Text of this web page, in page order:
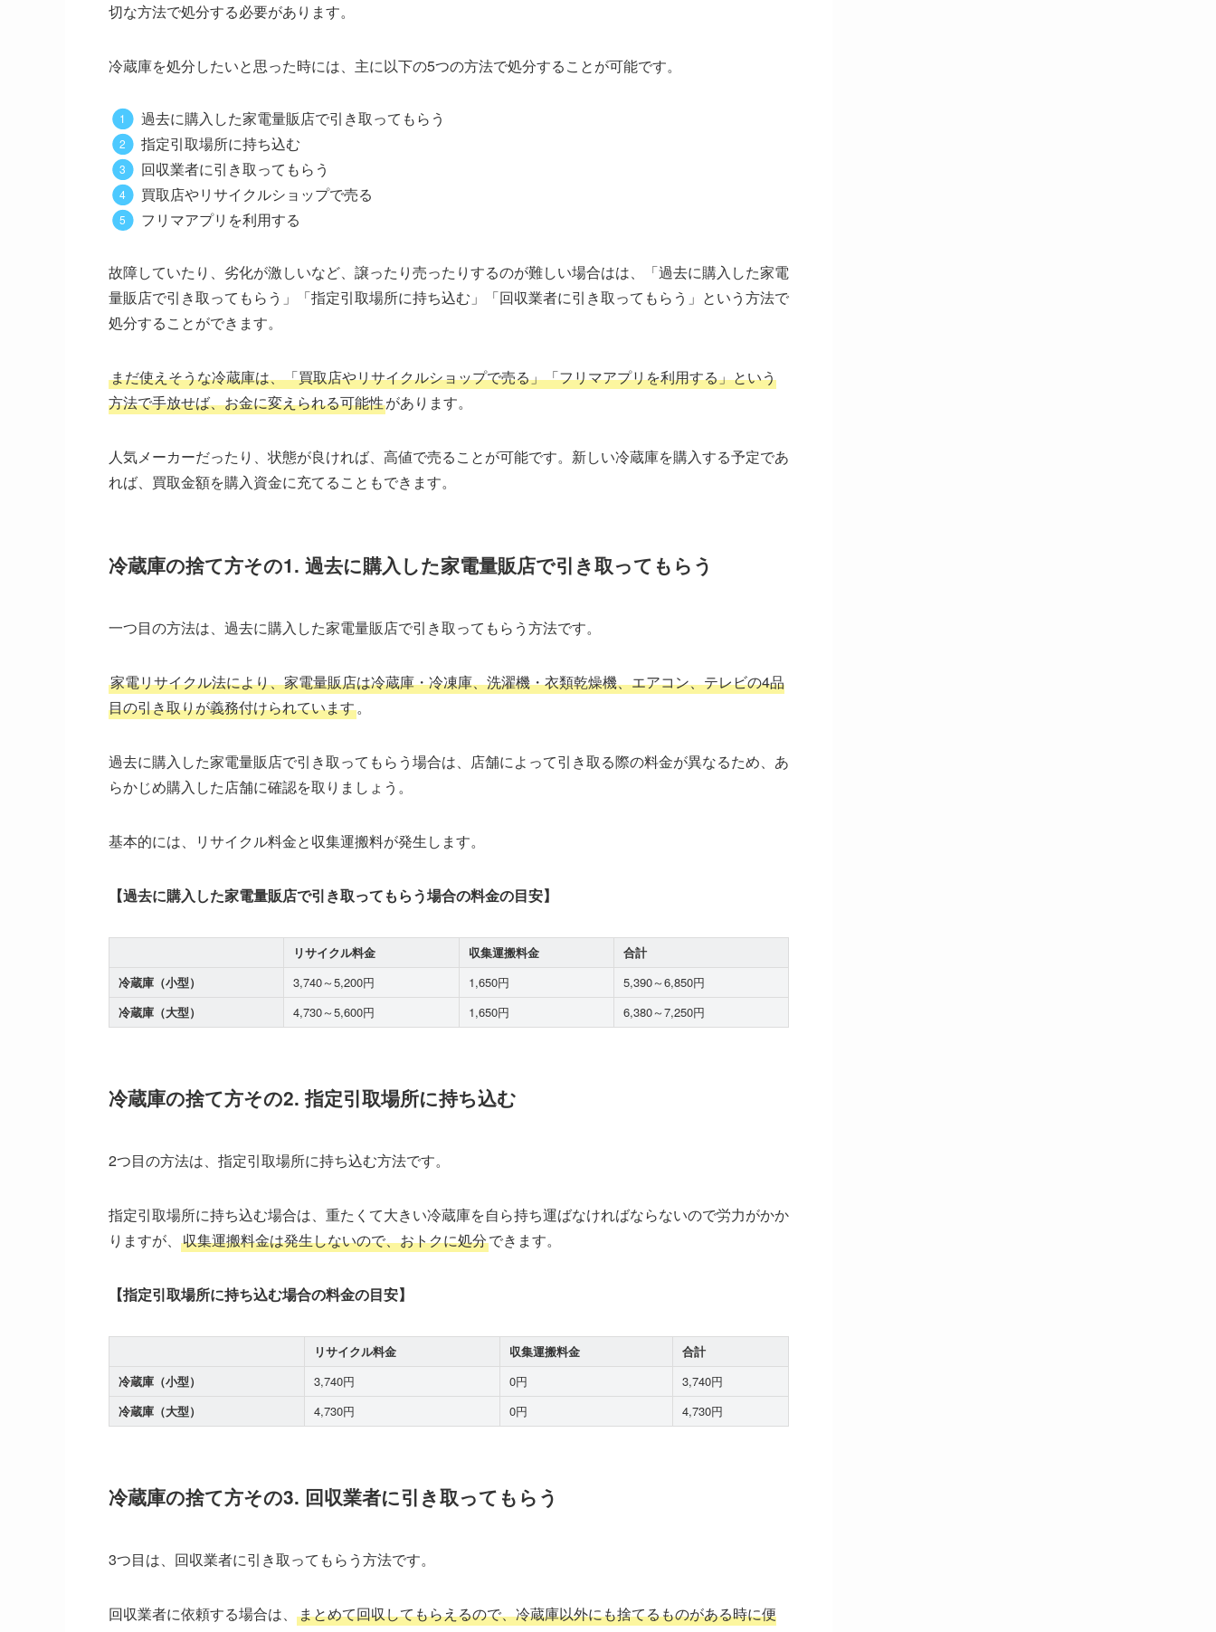
切な方法で処分する必要があります。
冷蔵庫を処分したいと思った時には、主に以下の5つの方法で処分することが可能です。
過去に購入した家電量販店で引き取ってもらう
指定引取場所に持ち込む
回収業者に引き取ってもらう
買取店やリサイクルショップで売る
フリマアプリを利用する
故障していたり、劣化が激しいなど、譲ったり売ったりするのが難しい場合はは、「過去に購入した家電
量販店で引き取ってもらう」「指定引取場所に持ち込む」「回収業者に引き取ってもらう」という方法で
処分することができます。
まだ使えそうな冷蔵庫は、「買取店やリサイクルショップで売る」「フリマアプリを利用する」という
方法で手放せば、お金に変えられる可能性があります。
人気メーカーだったり、状態が良ければ、高値で売ることが可能です。新しい冷蔵庫を購入する予定であ
れば、買取金額を購入資金に充てることもできます。
冷蔵庫の捨て方その1. 過去に購入した家電量販店で引き取ってもらう
一つ目の方法は、過去に購入した家電量販店で引き取ってもらう方法です。
家電リサイクル法により、家電量販店は冷蔵庫・冷凍庫、洗濯機・衣類乾燥機、エアコン、テレビの4品
目の引き取りが義務付けられています。
過去に購入した家電量販店で引き取ってもらう場合は、店舗によって引き取る際の料金が異なるため、あ
らかじめ購入した店舗に確認を取りましょう。
基本的には、リサイクル料金と収集運搬料が発生します。
【過去に購入した家電量販店で引き取ってもらう場合の料金の目安】
リサイクル料金 収集運搬料金
合計
冷蔵庫（小型）
3,740～5,200円 1,650円
5,390～6,850円
冷蔵庫（大型）
4,730～5,600円 1,650円 6,380～7,250円
冷蔵庫の捨て方その2. 指定引取場所に持ち込む
2つ目の方法は、指定引取場所に持ち込む方法です。
指定引取場所に持ち込む場合は、重たくて大きい冷蔵庫を自ら持ち運ばなければならないので労力がかか
りますが、 収集運搬料金は発生しないので、おトクに処分できます。
【指定引取場所に持ち込む場合の料金の目安】
リサイクル料金 収集運搬料金
合計
冷蔵庫（小型）
3,740円 0円
3,740円
冷蔵庫（大型）
4,730円 0円 4,730円
冷蔵庫の捨て方その3. 回収業者に引き取ってもらう
3つ目は、回収業者に引き取ってもらう方法です。
回収業者に依頼する場合は、 まとめて回収してもらえるので、冷蔵庫以外にも捨てるものがある時に便